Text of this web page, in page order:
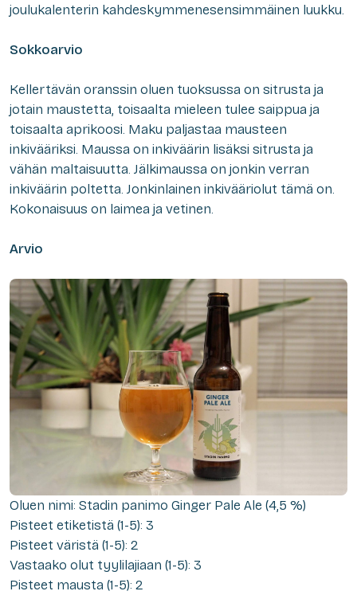
joulukalenterin kahdeskymmenesensimmäinen luukku.
Sokkoarvio
Kellertävän oranssin oluen tuoksussa on sitrusta ja
jotain maustetta, toisaalta mieleen tulee saippua ja
toisaalta aprikoosi. Maku paljastaa mausteen
inkivääriksi. Maussa on inkiväärin lisäksi sitrusta ja
vähän maltaisuutta. Jälkimaussa on jonkin verran
inkiväärin poltetta. Jonkinlainen inkivääriolut tämä on.
Kokonaisuus on laimea ja vetinen.
Arvio
Oluen nimi: Stadin panimo Ginger Pale Ale (4,5 %)
Pisteet etiketistä (1-5): 3
Pisteet väristä (1-5): 2
Vastaako olut tyylilajiaan (1-5): 3
Pisteet mausta (1-5): 2